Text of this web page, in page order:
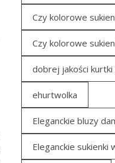
Czy kolorowe
Czy kolorowe
dobrej jakości kurtki
ehurtwolka
Eleganckie bluzy
Eleganckie sukienki